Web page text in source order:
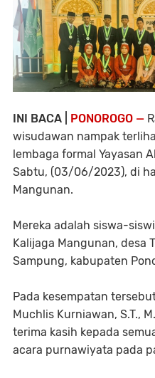
INI BACA | PONOROGO —
wisudawan nampak
lembaga formal Yayasan
Sabtu, (03/06/2023), di
Mangunan.
Mereka adalah siswa-siswi
Kalijaga Mangunan, desa
Sampung, kabupaten
Pada kesempatan
Muchlis Kurniawan, S.T.,
terima kasih kepada
acara purnawiyata pada